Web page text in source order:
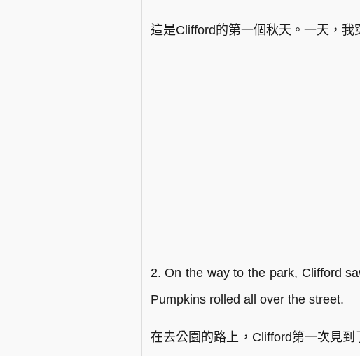
這是Clifford的第一個秋天。一天，我
2. On the way to the park, Clifford
Pumpkins rolled all over the street.
在去公園的路上，Clifford第一次見